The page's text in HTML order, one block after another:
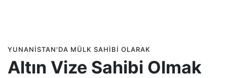
YUNANISTAN'DA MÜLK SAHIBI OLARAK
Altın Vize Sahibi Olmak